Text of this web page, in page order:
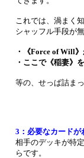
これでは、渦まく
シャッフル手段が
・《Force of Will
・ここで《稲妻》
等の、せっぱ詰ま
3：必要なカードが
相手のデッキが特
らです。